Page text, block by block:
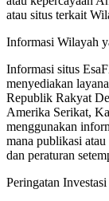
atau situs terkait
Informasi Wilayah
Informasi situs
menyediakan
Republik Rakyat
Amerika Serikat,
menggunakan
mana publikasi
dan peraturan
Peringatan